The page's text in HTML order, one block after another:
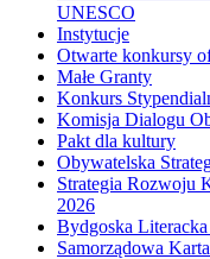
UNESCO
Instytucje
Otwarte konkursy
Małe Granty
Konkurs
Komisja Dialogu
Pakt dla kultury
Obywatelska
Strategia Rozwoju
2026
Bydgoska
Samorządowa